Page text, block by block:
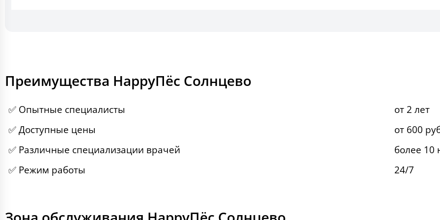
Преимущества HappyПёс Солнцево
✅ Опытные специалисты
от 2 лет
✅ Доступные цены
от 600
✅ Различные специализации врачей
более 10
✅ Режим работы
24/7